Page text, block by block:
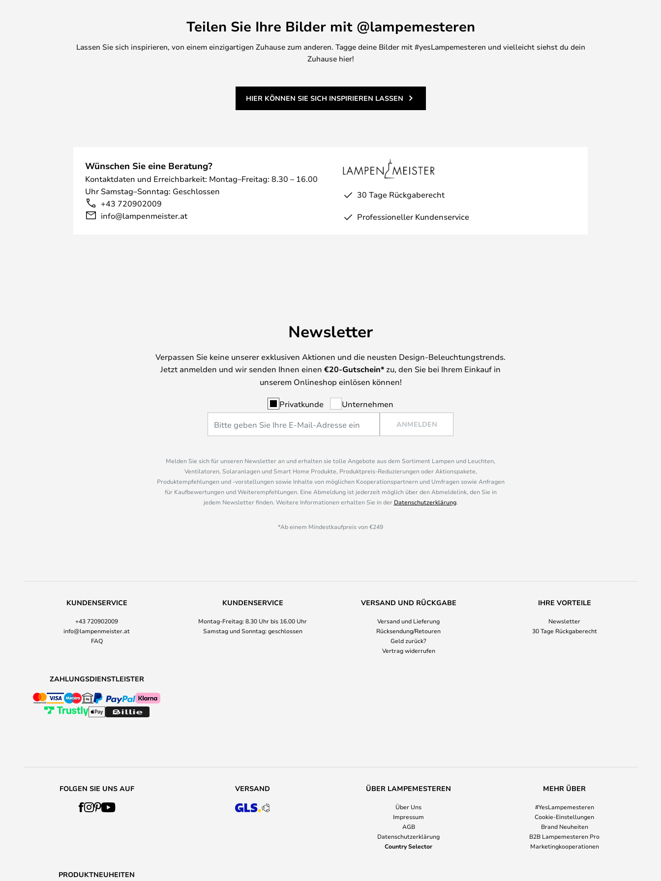
Teilen Sie Ihre Bilder mit @lampemesteren
Lassen Sie sich inspirieren, von einem einzigartigen Zuhause zum anderen. Tagge deine Bilder mit #yesLampemesteren und vielleicht siehst du dein
Zuhause hier!
HIER KÖNNEN SIE SICH INSPIRIEREN LASSEN
Wünschen Sie eine Beratung?
Kontaktdaten und Erreichbarkeit: Montag–Freitag: 8.30 – 16.00
Uhr Samstag–Sonntag: Geschlossen
+43 720902009
info@lampenmeister.at
30 Tage Rückgaberecht
Professioneller Kundenservice
Newsletter
Verpassen Sie keine unserer exklusiven Aktionen und die neusten Design-Beleuchtungstrends.
Jetzt anmelden und wir senden Ihnen einen €20-Gutschein* zu, den Sie bei Ihrem Einkauf in
unserem Onlineshop einlösen können!
Privatkunde Unternehmen
ANMELDEN
Melden Sie sich für unseren Newsletter an und erhalten sie tolle Angebote aus dem Sortiment Lampen und Leuchten,
Ventilatoren, Solaranlagen und Smart Home Produkte, Produktpreis-Reduzierungen oder Aktionspakete,
Produktempfehlungen und -vorstellungen sowie Inhalte von möglichen Kooperationspartnern und Umfragen sowie Anfragen
für Kaufbewertungen und Weiterempfehlungen. Eine Abmeldung ist jederzeit möglich über den Abmeldelink, den Sie in
jedem Newsletter finden. Weitere Informationen erhalten Sie in der Datenschutzerklärung.
*Ab einem Mindestkaufpreis von €249
KUNDENSERVICE
+43 720902009
info@lampenmeister.at
FAQ
KUNDENSERVICE
Montag-Freitag: 8.30 Uhr bis 16.00 Uhr
Samstag und Sonntag: geschlossen
VERSAND UND RÜCKGABE
Versand und Lieferung
Rücksendung/Retouren
Geld zurück?
Vertrag widerrufen
IHRE VORTEILE
Newsletter
30 Tage Rückgaberecht
ZAHLUNGSDIENSTLEISTER
FOLGEN SIE UNS AUF VERSAND ÜBER LAMPEMESTEREN
Über Uns
Impressum
AGB
Datenschutzerklärung
Country Selector
MEHR ÜBER
#YesLampemesteren
Cookie-Einstellungen
Brand Neuheiten
B2B Lampemesteren Pro
Marketingkooperationen
PRODUKTNEUHEITEN